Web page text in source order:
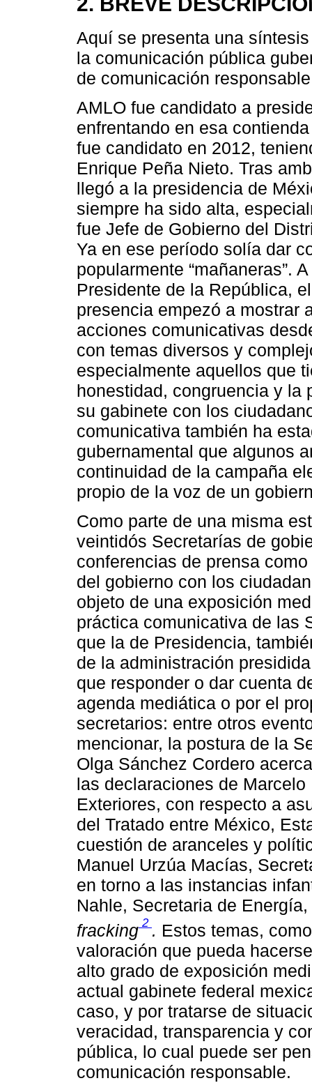
Aquí se presenta una
la comunicación pública
de comunicación
AMLO fue candidato a
enfrentando en esa
fue candidato en 2012,
Enrique Peña Nieto. Tras
llegó a la presidencia de
siempre ha sido alta,
fue Jefe de Gobierno del
Ya en ese período solía dar
popularmente “mañaneras”.
Presidente de la República,
presencia empezó a mostrar
acciones comunicativas
con temas diversos y
especialmente aquellos que
honestidad, congruencia y la
su gabinete con los
comunicativa también ha
gubernamental que algunos
continuidad de la campaña
propio de la voz de un
Como parte de una misma
veintidós Secretarías de
conferencias de prensa
del gobierno con los
objeto de una exposición
práctica comunicativa de las
que la de Presidencia,
de la administración
que responder o dar cuenta
agenda mediática o por el
secretarios: entre otros
mencionar, la postura de la
Olga Sánchez Cordero
las declaraciones de
Exteriores, con respecto a
del Tratado entre México,
cuestión de aranceles y
Manuel Urzúa Macías,
en torno a las instancias
Nahle, Secretaria de
fracking 2 . Estos temas,
valoración que pueda
alto grado de exposición
actual gabinete federal
caso, y por tratarse de
veracidad, transparencia y
pública, lo cual puede ser
comunicación responsable.